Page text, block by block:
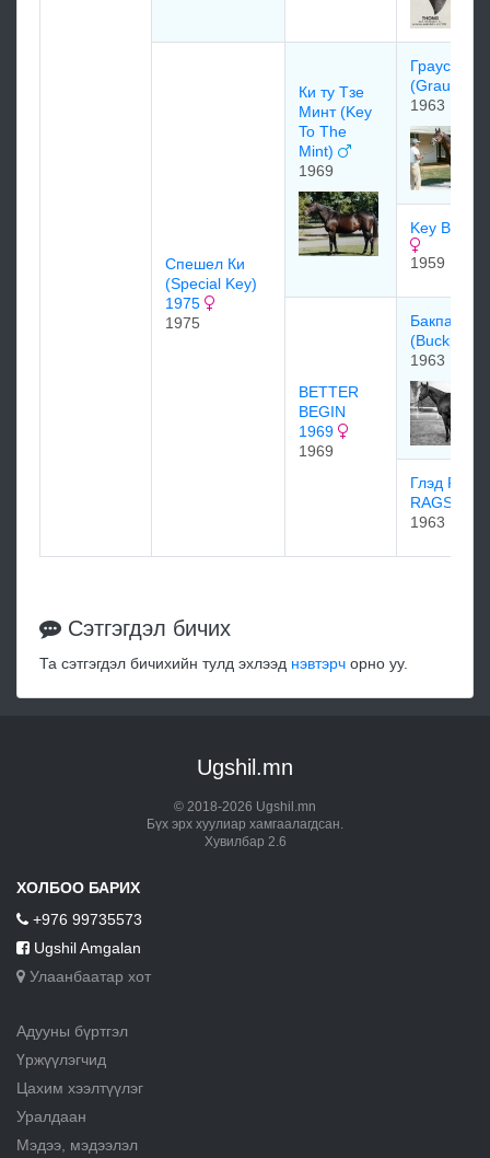
Спешел Ки
(Special Key)
1975
1975
Ки ту Тзе
Минт (Key
To The
Mint)
1969
Граустарк
1963
Key Bridge
1959
BETTER
BEGIN
1969
1969
Бакпассер
1963
Глэд Рэгс
RAGS
1963
Сэтгэгдэл бичих
Та сэтгэгдэл бичихийн тулд эхлээд нэвтэрч орно уу.
Ugshil.mn
© 2018-2026 Ugshil.mn
Бүх эрх хуулиар хамгаалагдсан.
Хувилбар 2.6
ХОЛБОО БАРИХ
+976 99735573
Ugshil Amgalan
Улаанбаатар хот
Адууны бүртгэл
Үржүүлэгчид
Цахим хээлтүүлэг
Уралдаан
Мэдээ, мэдээлэл